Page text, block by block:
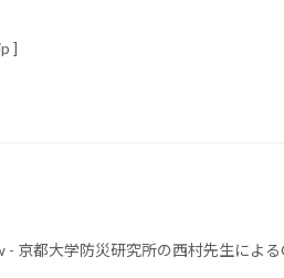
]
京都大学防災研究所の西村先生による